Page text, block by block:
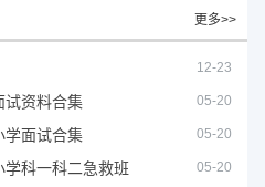
更多>>
12-23
试资料合集 05-20
学面试合集 05-20
学科一科二急救班 05-20